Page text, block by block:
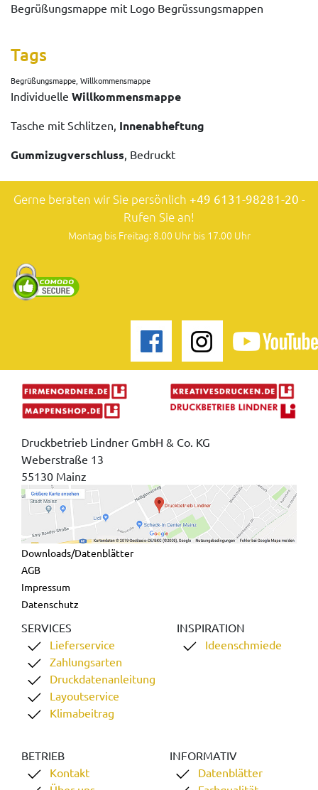
Begrüßungsmappe mit Logo Begrüssungsmappen
Tags
Begrüßungsmappe, Willkommensmappe
Individuelle Willkommensmappe
Tasche mit Schlitzen, Innenabheftung
Gummizugverschluss, Bedruckt
Gerne beraten wir Sie persönlich +49 6131-98281-20 -
Rufen Sie an!
Montag bis Freitag: 8.00 Uhr bis 17.00 Uhr
Druckbetrieb Lindner GmbH & Co. KG
Weberstraße 13
55130 Mainz
Downloads/Datenblätter
AGB
Impressum
Datenschutz
SERVICES
Lieferservice
Zahlungsarten
Druckdatenanleitung
Layoutservice
Klimabeitrag
INSPIRATION
Ideenschmiede
BETRIEB
Kontakt
INFORMATIV
Datenblätter